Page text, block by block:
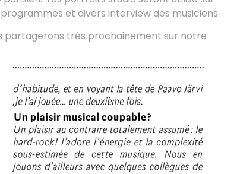
et divers interview des musiciens.
partagerons très prochainement sur notre